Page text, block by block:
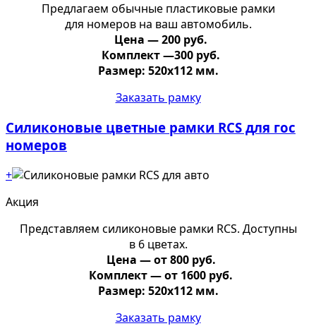
Предлагаем обычные пластиковые рамки
для номеров на ваш автомобиль.
Цена — 200 руб.
Комплект —300 руб.
Размер: 520х112 мм.
Заказать рамку
Силиконовые цветные рамки RCS для гос
номеров
+
Акция
Представляем силиконовые рамки RCS. Доступны
в 6 цветах.
Цена — от 800 руб.
Комплект — от 1600 руб.
Размер: 520х112 мм.
Заказать рамку